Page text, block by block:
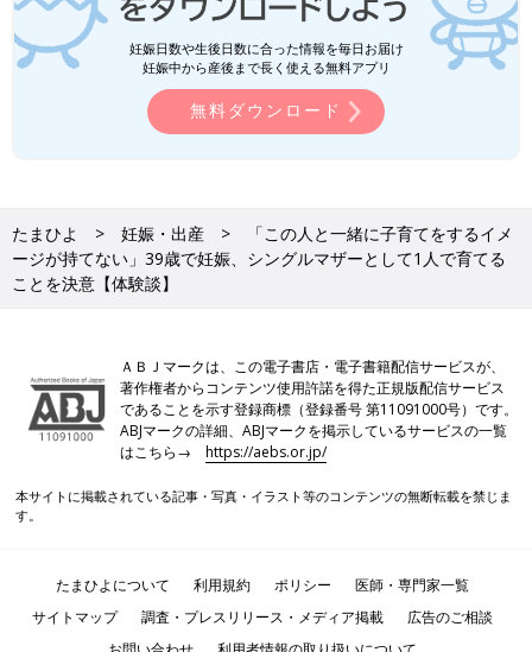
妊娠日数や生後日数に合った情報を毎日お届け
妊娠中から産後まで長く使える無料アプリ
無料ダウンロード
たまひよ 妊娠・出産
「この人と一緒に子育てをするイメ
ージが持てない」39歳で妊娠、シングルマザーとして1人で育てる
ことを決意【体験談】
ＡＢＪマークは、この電子書店・電子書籍配信サービスが、
著作権者からコンテンツ使用許諾を得た正規版配信サービス
であることを示す登録商標（登録番号 第11091000号）です。
ABJマークの詳細、ABJマークを掲示しているサービスの一覧
はこちら→https://aebs.or.jp/
本サイトに掲載されている記事・写真・イラスト等のコンテンツの無断転載を禁じま
す。
たまひよについて 利用規約 ポリシー
医師・専門家一覧
サイトマップ
調査・プレスリリース・メディア掲載
広告のご相談